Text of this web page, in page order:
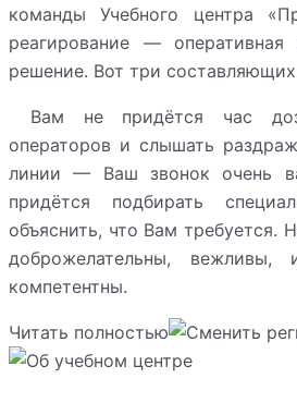
команды Учебного центра
реагирование —
решение. Вот три
Вам не придётся час
операторов и слышать
линии — Ваш звонок очень
придётся подбирать
объяснить, что Вам требуется.
доброжелательны,
компетентны.
Читать полностью